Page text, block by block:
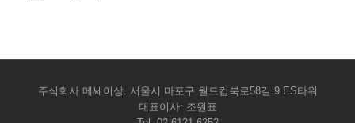
주식회사 메쎄이상. 서울시 마포구 월드컵북로58길 9 ES타워
대표이사: 조원표